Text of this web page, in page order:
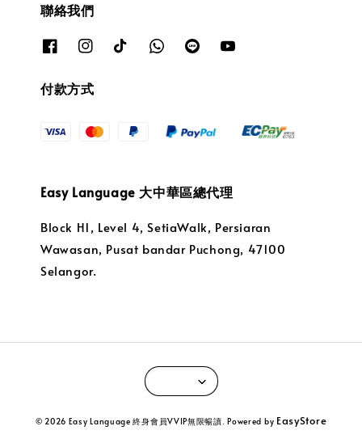
聯絡我們
付款方式
Easy Language 大中華區總代理
Block H1, Level 4, SetiaWalk, Persiaran
Wawasan, Pusat bandar Puchong, 47100
Selangor.
© 2026 Easy Language 終身會員VVIP無限暢讀. Powered by EasyStore